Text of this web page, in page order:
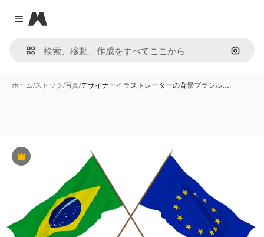
Close menu
Magnific
画像で
ホーム/ストック/写真/デザイナーイラストレーターの背景ブラジル…
Premium